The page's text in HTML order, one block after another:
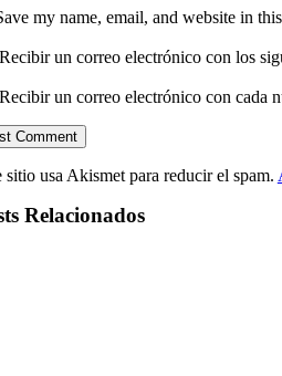
my name, email, and website in
un correo electrónico con los
un correo electrónico con cada
sitio usa Akismet para reducir el spam.
Relacionados